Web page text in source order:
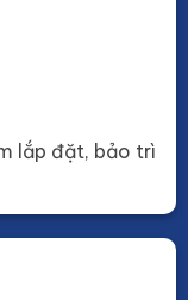
lắp đặt, bảo trì